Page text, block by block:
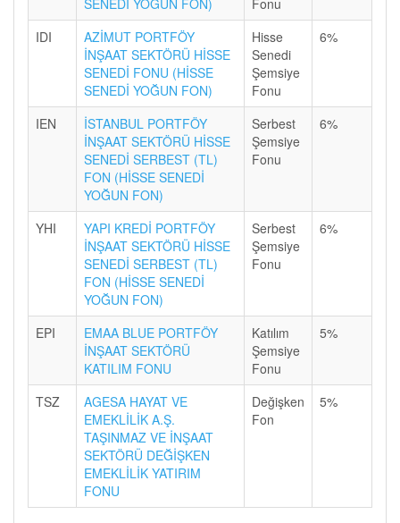
SENEDİ YOĞUN FON)
Fonu
IDI
AZİMUT PORTFÖY
İNŞAAT SEKTÖRÜ HİSSE
SENEDİ FONU (HİSSE
SENEDİ YOĞUN FON)
Hisse
Senedi
Şemsiye
Fonu
6%
IEN
İSTANBUL PORTFÖY
İNŞAAT SEKTÖRÜ HİSSE
SENEDİ SERBEST (TL)
FON (HİSSE SENEDİ
YOĞUN FON)
Serbest
Şemsiye
Fonu
6%
YHI
YAPI KREDİ PORTFÖY
İNŞAAT SEKTÖRÜ HİSSE
SENEDİ SERBEST (TL)
FON (HİSSE SENEDİ
YOĞUN FON)
Serbest
Şemsiye
Fonu
6%
EPI
EMAA BLUE PORTFÖY
İNŞAAT SEKTÖRÜ
KATILIM FONU
Katılım
Şemsiye
Fonu
5%
TSZ
AGESA HAYAT VE
EMEKLİLİK A.Ş.
TAŞINMAZ VE İNŞAAT
SEKTÖRÜ DEĞİŞKEN
EMEKLİLİK YATIRIM
FONU
Değişken
Fon
5%